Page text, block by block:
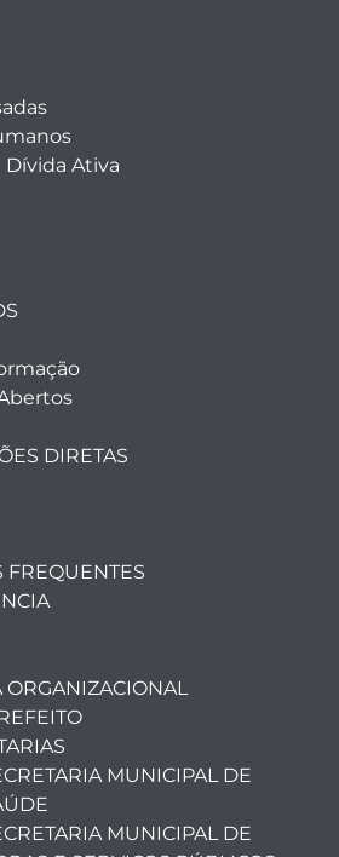
Ativa
DIRETAS
FREQUENTES
ORGANIZACIONAL
MUNICIPAL DE
MUNICIPAL DE